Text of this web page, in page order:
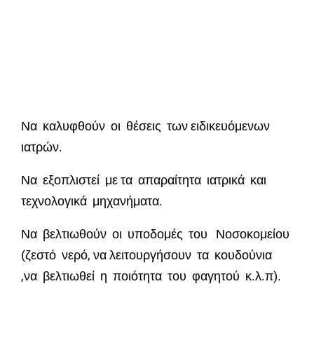
Να καλυφθούν οι θέσεις των ειδικευόμενων
ιατρών.
Να εξοπλιστεί με τα απαραίτητα ιατρικά και
τεχνολογικά μηχανήματα.
Να βελτιωθούν οι υποδομές του Νοσοκομείου
(ζεστό νερό, να λειτουργήσουν τα κουδούνια
,να βελτιωθεί η ποιότητα του φαγητού κ.λ.π).